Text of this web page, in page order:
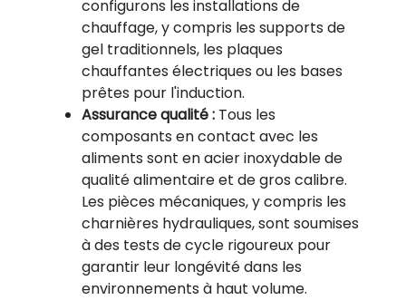
configurons les installations de
chauffage, y compris les supports de
gel traditionnels, les plaques
chauffantes électriques ou les bases
prêtes pour l'induction.
Assurance qualité : Tous les
composants en contact avec les
aliments sont en acier inoxydable de
qualité alimentaire et de gros calibre.
Les pièces mécaniques, y compris les
charnières hydrauliques, sont soumises
à des tests de cycle rigoureux pour
garantir leur longévité dans les
environnements à haut volume.